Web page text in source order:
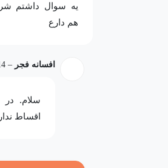
یه سوال داشتم
هم دارع
افسانه فجر –
14
سلام.
اقساط